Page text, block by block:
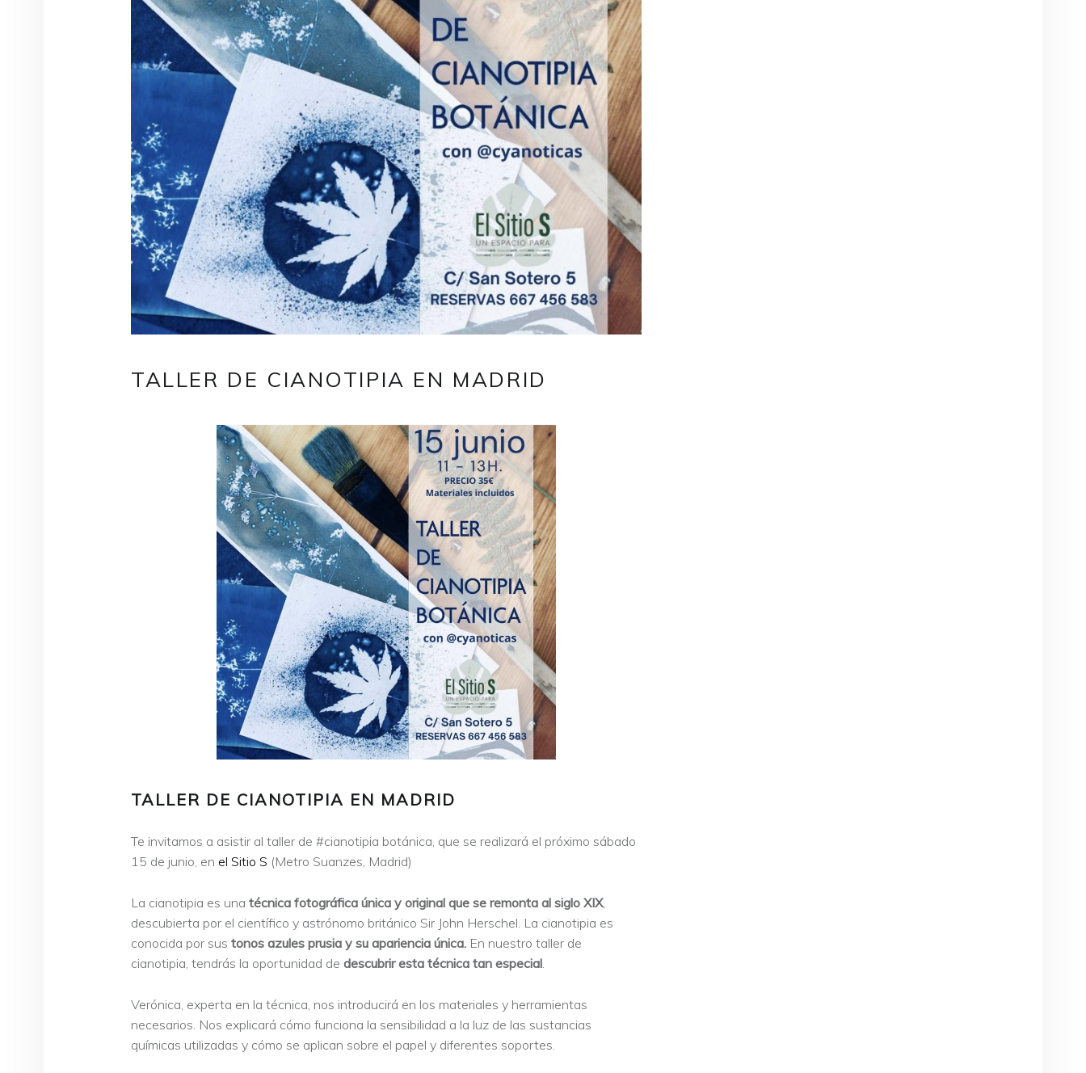
TALLER DE CIANOTIPIA EN MADRID
TALLER DE CIANOTIPIA EN MADRID
Te invitamos a asistir al taller de #cianotipia botánica, que se realizará el próximo sábado
15 de junio, en el Sitio S (Metro Suanzes, Madrid)
La cianotipia es una técnica fotográfica única y original que se remonta al siglo XIX,
descubierta por el científico y astrónomo británico Sir John Herschel. La cianotipia es
conocida por sus tonos azules prusia y su apariencia única. En nuestro taller de
cianotipia, tendrás la oportunidad de descubrir esta técnica tan especial.
Verónica, experta en la técnica, nos introducirá en los materiales y herramientas
necesarios. Nos explicará cómo funciona la sensibilidad a la luz de las sustancias
químicas utilizadas y cómo se aplican sobre el papel y diferentes soportes.